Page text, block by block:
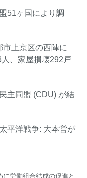
51ヶ国により調
市上京区の西陣に
、家屋損壊292戸
主同盟 (CDU) が結
平洋戦争: 大本営が
労働組合結成の促進と